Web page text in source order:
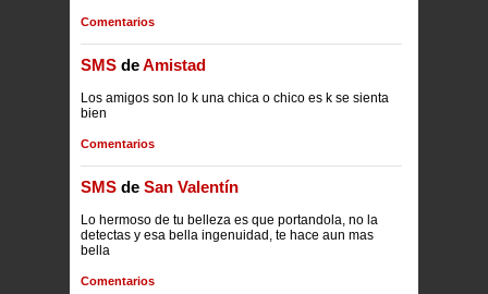
Comentarios
SMS deAmistad
Los amigos son lo k una chica o chico es k se sienta
bien
Comentarios
SMS de San Valentín
Lo hermoso de tu belleza es que portandola, no la
detectas y esa bella ingenuidad, te hace aun mas
bella
Comentarios